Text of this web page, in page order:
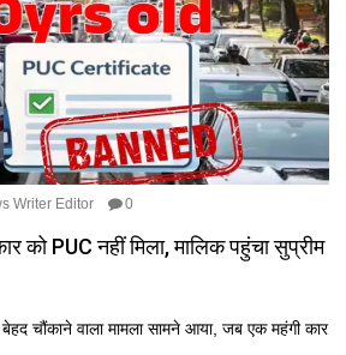
Writer Editor 0
को PUC नहीं मिला, मालिक पहुंचा सुप्रीम
बेहद चौंकाने वाला मामला सामने आया, जब एक महंगी कार